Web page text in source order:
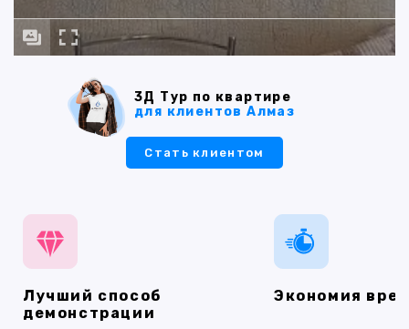
3Д Тур по квартире
для клиентов Алмаз
Стать клиентом
Лучший способ
демонстрации
Экономия